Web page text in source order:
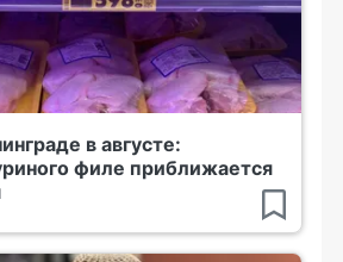
в августе:
филе приближается